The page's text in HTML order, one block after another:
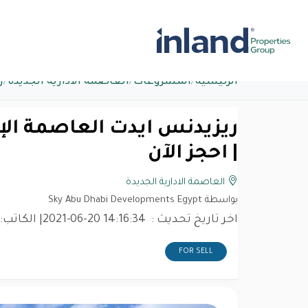
الرئيسية/المشروعات /العاصمة الادارية الجديدة /
| احجز الآن
العاصمة الادارية الجديدة
بواسطة Sky Abu Dhabi Developments Egypt
اخر تاريخ تحديث : 2021-06-20 14:16:34
|
FOR SELL